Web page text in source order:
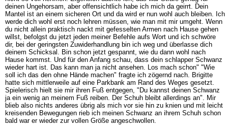
deinen Ungehorsam, aber offensichtlich habe ich mich da geirrt. Dein
Mantel ist an einem sicheren Ort und da wird er nun wohl auch bleiben. Ich
werde dich wohl erst noch lehren müssen, wie man mit mir umgeht. Wenn
du nicht allein praktisch nackt mit gefesselten Armen nach Hause gehen
willst, befolgst du jetzt jeden meiner Befehle aufs Wort und ich schwöre
dir, bei der geringsten Zuwiderhandlung bin ich weg und überlasse dich
deinem Schicksal. Bin schon jetzt gespannt, wie du dann wohl nach
Hause kommst. Und für den Anfang schau, dass dein schlapper Schwanz
wieder hart ist. Das kann man ja nicht ansehen. Los mach schon" "Wie
soll ich das den ohne Hände machen" fragte ich zögernd nach. Brigitte
hatte sich mittlerweile auf eine Parkbank am Rand des Weges gesetzt.
Spielerisch hielt sie mir ihren Fuß entgegen, "Du kannst deinen Schwanz
ja ein wenig an meinem Fuß reiben. Der Schuh bleibt allerdings an". Mir
blieb also nichts anderes übrig als mich vor sie hin zu knien und mit leicht
kreisenden Bewegungen rieb ich meinen Schwanz an ihrem Schuh schon
bald war er wieder zur vollen Größe angeschwollen.